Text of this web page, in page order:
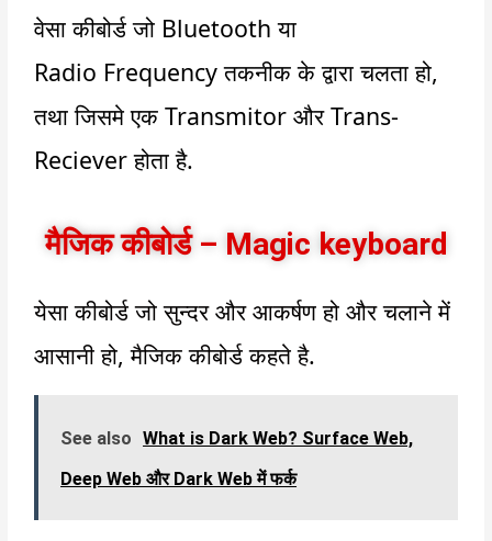
वेसा कीबोर्ड जो Bluetoothया
Radio Frequencyतकनीक के द्वारा चलता हो,
तथा जिसमे एकTransmitorऔरTrans-
Recieverहोता है.
मैजिक कीबोर्ड – Magic keyboard
येसा कीबोर्ड जो सुन्दर और आकर्षण हो और चलाने में
आसानी हो, मैजिक कीबोर्ड कहते है.
See also What is Dark Web? Surface Web,
Deep Web और Dark Web में फर्क